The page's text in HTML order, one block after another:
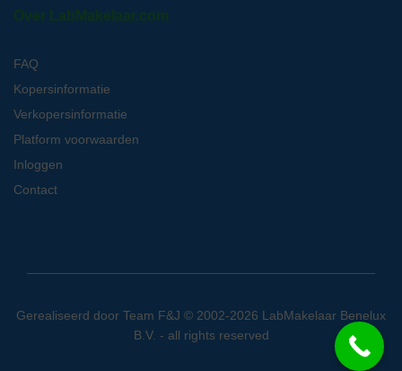
Over LabMakelaar.com
FAQ
Kopersinformatie
Verkopersinformatie
Platform voorwaarden
Inloggen
Contact
Gerealiseerd door Team F&J © 2002-2026 LabMakelaar Benelux
B.V. - all rights reserved